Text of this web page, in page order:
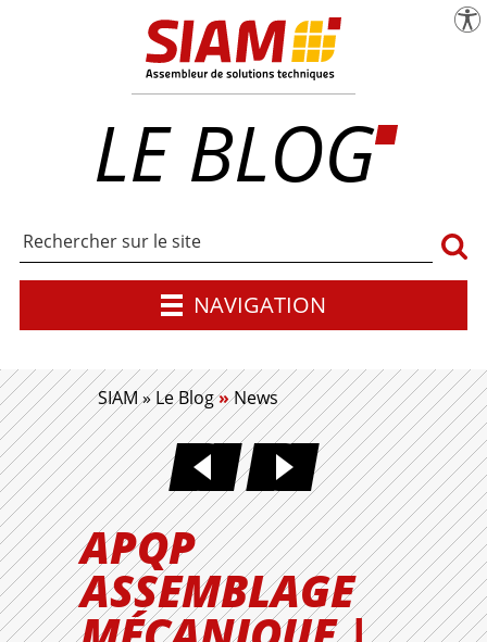
SIAM | Expert en maîtrise d'œuvre
LE BLOG
NAVIGATION
SIAM»Le Blog»News
COÛT
APQP
ASSEMBLAGE